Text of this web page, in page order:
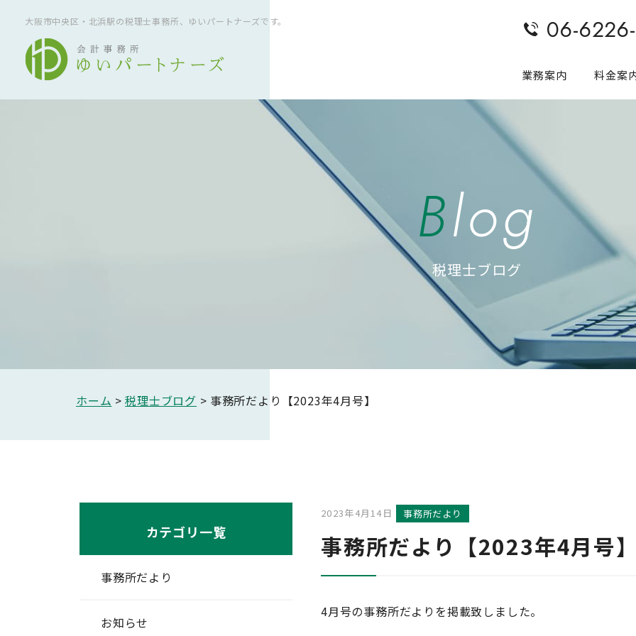
大阪市中央区・北浜駅の税理士事務所、ゆいパートナーズです。 06-
業務案内 料金案
blog
税理士ブログ
ホーム 税理士ブログ 事務所だより【2023年4月号】
2023年4月14日 事務所だより
事務所だより【2023年4月号
4月号の事務所だよりを掲載致しました。
カテゴリ一覧
事務所だより
お知らせ